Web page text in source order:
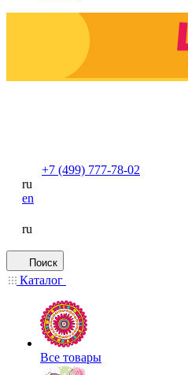
+7 (499) 777-78-02
ru
en
ru
Поиск
Каталог
Все товары